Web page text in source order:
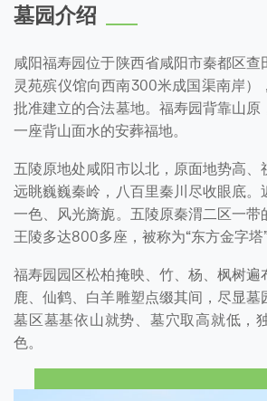
墓园介绍
咸阳福寿园位于陕西省咸阳市秦都区
灵苑殡仪馆向西南300米成国渠南岸）
批准建立的合法墓地。福寿园背靠山原
一座背山面水的安葬福地。
五陵原地处咸阳市以北，原面地势高、
远眺巍巍秦岭，八百里秦川尽收眼底。
一色、风光旖旎。五陵原秦渭二区一带
王陵多达800多座，被称为“东方金字塔”
福寿园园区松柏掩映、竹、杨、枫树遍
鹿、仙鹤、白羊雕塑点缀其间，尽显墓
墓区墓基依山就势、墓穴取高就低，
色。